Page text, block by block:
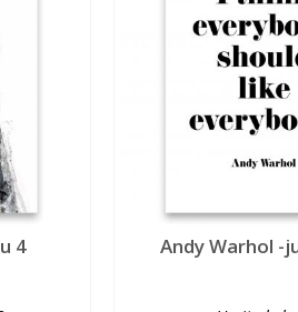
4 Andy Warhol -